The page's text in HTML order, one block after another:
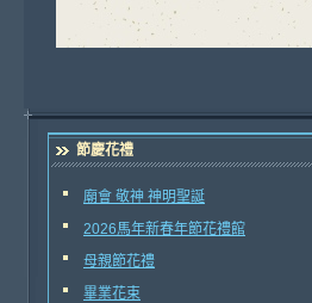
節慶花禮
廟會 敬神 神明聖誕
2026馬年新春年節花禮館
母親節花禮
畢業花束